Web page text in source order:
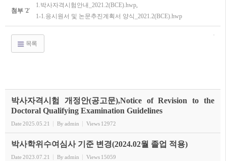
첨부 '2'
1.박사자격시험안내_2021.2(BCE).hwp,
1-1.응시원서 및 논문추진계획서 양식_2021.2(BCE).hwp
목록
박사자격시험 개정안(공고문),Notice of Revision to the
Doctoral Qualifying Examination Guidelines
Date2025.05.21 By admin Views 12972
박사학위수여심사 기준 변경(2024.02월 졸업 적용)
Date2023.07.21 By admin Views 15059